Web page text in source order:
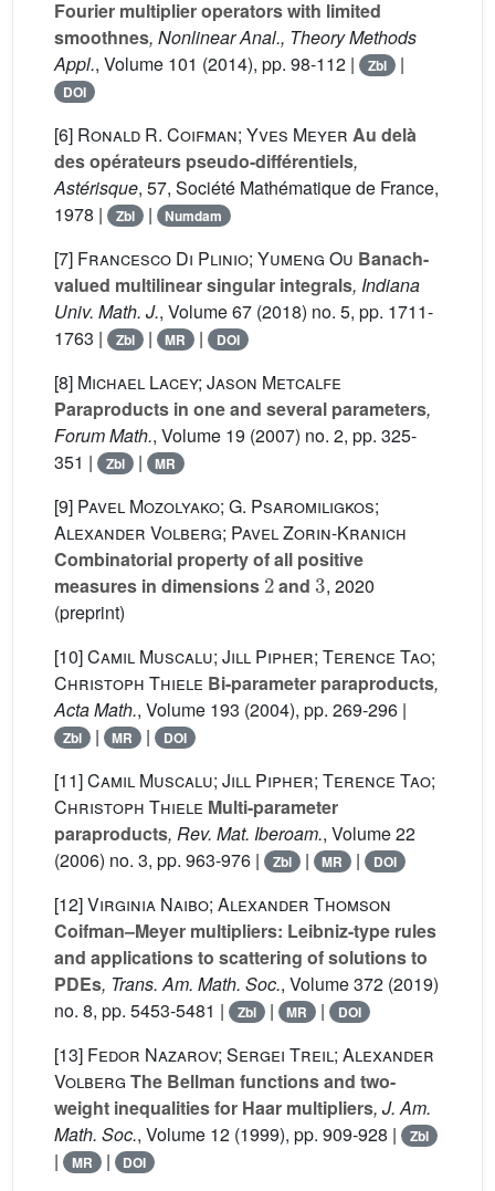
Fourier multiplier operators with limited
smoothnes, Nonlinear Anal., Theory Methods
Appl., Volume 101 (2014), pp. 98-112 | Zbl |
DOI
[6] Ronald R. Coifman; Yves Meyer Au delà
des opérateurs pseudo-différentiels,
Astérisque, 57, Société Mathématique de France,
1978 |
Zbl | Numdam
[7] Francesco Di Plinio; Yumeng Ou Banach-
valued multilinear singular integrals, Indiana
Univ. Math. J., Volume 67 (2018) no. 5, pp. 1711-
1763 |
Zbl | MR | DOI
[8] Michael Lacey; Jason Metcalfe
Paraproducts in one and several parameters,
Forum Math., Volume 19 (2007) no. 2, pp. 325-
351 |
Zbl | MR
[9] Pavel Mozolyako; G. Psaromiligkos;
Alexander Volberg; Pavel Zorin-Kranich
Combinatorial property of all positive
measures in dimensions
2
and
3
, 2020
(preprint)
[10]Camil Muscalu; Jill Pipher; Terence Tao;
Christoph Thiele Bi-parameter paraproducts,
Acta Math., Volume 193 (2004), pp. 269-296 |
Zbl | MR | DOI
[11]Camil Muscalu; Jill Pipher; Terence Tao;
Christoph Thiele Multi-parameter
paraproducts, Rev. Mat. Iberoam., Volume 22
(2006) no. 3, pp. 963-976 |
Zbl | MR | DOI
[12]Virginia Naibo; Alexander Thomson
Coifman–Meyer multipliers: Leibniz-type rules
and applications to scattering of solutions to
PDEs, Trans. Am. Math. Soc., Volume 372 (2019)
no. 8, pp. 5453-5481 |
Zbl | MR | DOI
[13] Fedor Nazarov; Sergei Treil; Alexander
Volberg The Bellman functions and two-
weight inequalities for Haar multipliers, J. Am.
Math. Soc., Volume 12 (1999), pp. 909-928 | Zbl
| MR | DOI